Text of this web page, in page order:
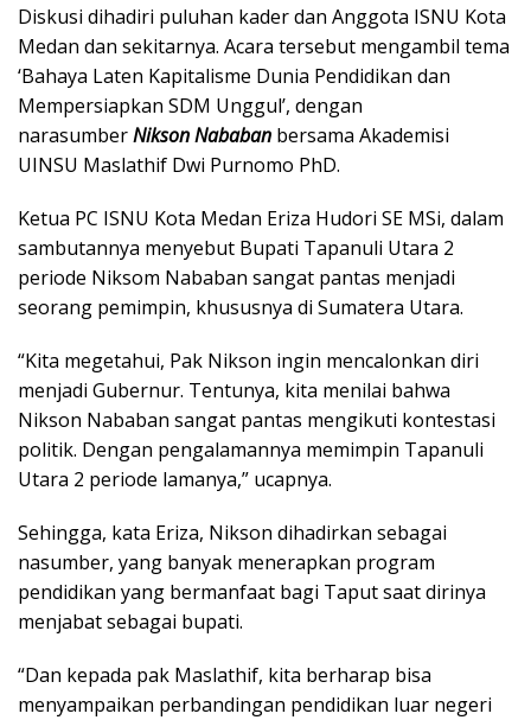
Diskusi dihadiri puluhan kader dan Anggota ISNU Kota
Medan dan sekitarnya. Acara tersebut mengambil tema
‘Bahaya Laten Kapitalisme Dunia Pendidikan dan
Mempersiapkan SDM Unggul’, dengan
narasumberNikson Nababan bersama Akademisi
UINSU Maslathif Dwi Purnomo PhD.
Ketua PC ISNU Kota Medan Eriza Hudori SE MSi, dalam
sambutannya menyebut Bupati Tapanuli Utara 2
periode Niksom Nababan sangat pantas menjadi
seorang pemimpin, khususnya di Sumatera Utara.
“Kita megetahui, Pak Nikson ingin mencalonkan diri
menjadi Gubernur. Tentunya, kita menilai bahwa
Nikson Nababan sangat pantas mengikuti kontestasi
politik. Dengan pengalamannya memimpin Tapanuli
Utara 2 periode lamanya,” ucapnya.
Sehingga, kata Eriza, Nikson dihadirkan sebagai
nasumber, yang banyak menerapkan program
pendidikan yang bermanfaat bagi Taput saat dirinya
menjabat sebagai bupati.
“Dan kepada pak Maslathif, kita berharap bisa
menyampaikan perbandingan pendidikan luar negeri